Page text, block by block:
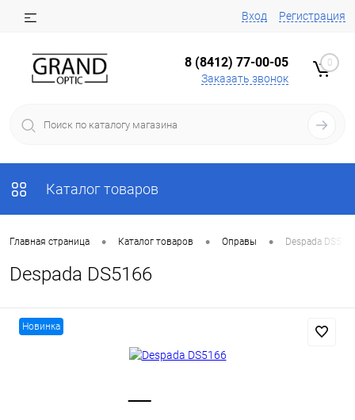
Вход Регистрация
8 (8412) 77-00-05
Заказать звонок
0
Каталог товаров
Главная страница • Каталог товаров • Оправы • Despada
Despada DS5166
Новинка